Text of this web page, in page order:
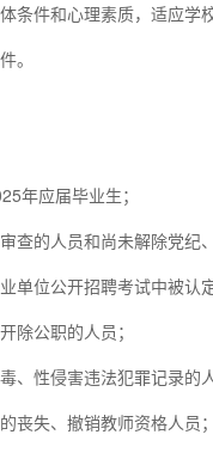
件和心理素质，适应学校
。
应届毕业生；
的人员和尚未解除党纪、
位公开招聘考试中被认
公职的人员；
性侵害违法犯罪记录的人
失、撤销教师资格人员；